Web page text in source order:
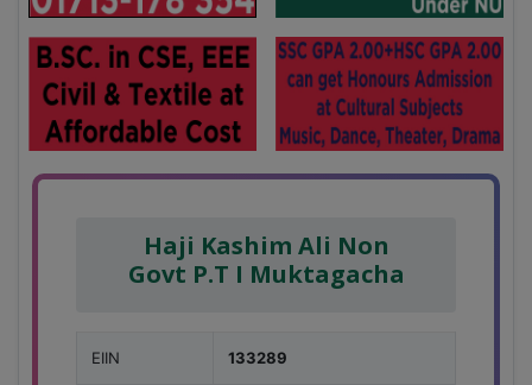
Haji Kashim Ali Non
Govt P.T I Muktagacha
EIIN 133289